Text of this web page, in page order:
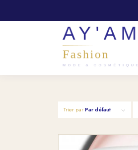
Trier parPar défaut